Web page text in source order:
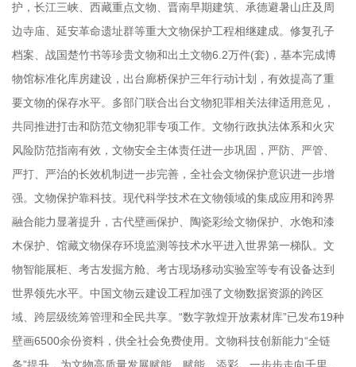
护，长江三峡、西藏重点文物、晋南早期建筑、承德避暑山庄及周
边寺庙、延安革命遗址群等重大文物保护工程相继建成。修复孔子
档案、战国楚竹书等珍贵文物和出土文物6.2万件(套)，基本完成博
物馆标准化库房建设，出台廊桥保护三年行动计划，有效提高了重
要文物的保存水平。多部门联合出台文物犯罪相关法律适用意见，
共同推进打击和防范文物犯罪专项工作。文物行政执法体系和火灾
风险防范指南有效，文物安全主体责任进一步巩固，严防、严管、
严打、严治的长效机制进一步完善，全社会文物保护意识进一步增
强。文物保护靠科技。现代科学技术在文物领域的集成应用和跨界
融合能力显著提升，古代壁画保护、陶瓷彩绘文物保护、水饱和漆
木保护、馆藏文物保存环境监测等技术水平进入世界第一梯队。文
物智能展柜、考古发掘方舱、考古现场移动实验室等专有设备达到
世界领先水平。中国文物云建设工程加强了文物数据资源的跨区
域、跨层级统筹管理和全民共享。“数字敦煌开放素材库”已发布19种
壁画6500余份资料，供全社会免费使用。文物科技创新能力“全链